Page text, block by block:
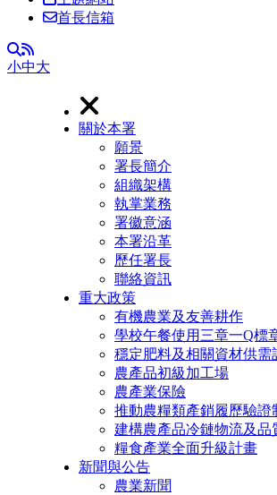
首長信箱
全文檢索
RSS
小中大
關於本署
願景
署長簡介
組織架構
執掌業務
署徽意涵
本署沿革
歷任署長
聯絡資訊
重大政策
有機農業及友善耕作
學校午餐使用三章一Q標
穩定肥料及相關資材供需
農產品初級加工場
農產業保險
推動農糧類產銷履歷驗證
建構農產品冷鏈物流及品
糧食產業全面升級計畫
新聞與公告
農業新聞